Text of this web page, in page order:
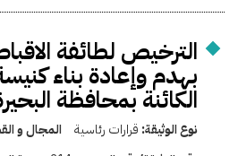
الترخيص لطائفة
بهدم وإعادة بناء
الكائنة بمحافظة
نوع الوثيقة: قرارات رئاسية المجال و